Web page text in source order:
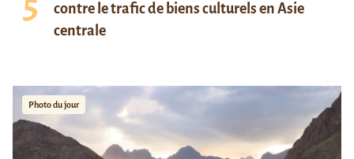
contre le trafic de biens culturels en Asie
centrale
Photo du jour